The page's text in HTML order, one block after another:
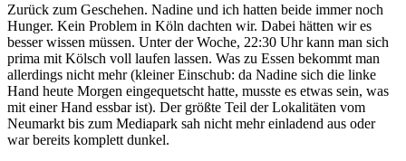
Zurück zum Geschehen. Nadine und ich hatten beide immer noch
Hunger. Kein Problem in Köln dachten wir. Dabei hätten wir es
besser wissen müssen. Unter der Woche, 22:30 Uhr kann man sich
prima mit Kölsch voll laufen lassen. Was zu Essen bekommt man
allerdings nicht mehr (kleiner Einschub: da Nadine sich die linke
Hand heute Morgen eingequetscht hatte, musste es etwas sein, was
mit einer Hand essbar ist). Der größte Teil der Lokalitäten vom
Neumarkt bis zum Mediapark sah nicht mehr einladend aus oder
war bereits komplett dunkel.